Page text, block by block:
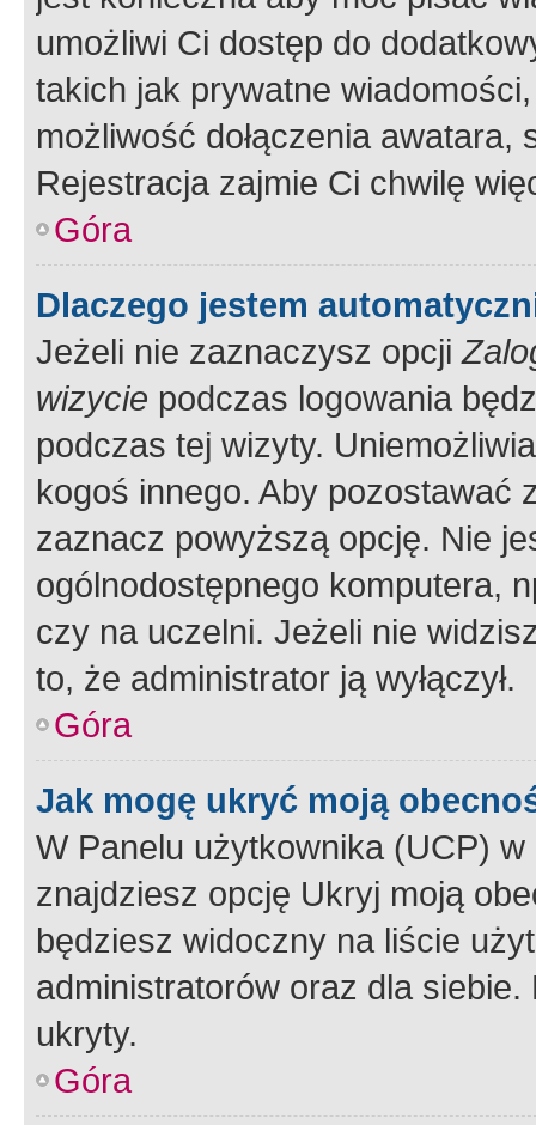
umożliwi Ci dostęp do
takich jak prywatne
możliwość dołączenia
Rejestracja zajmie Ci chwilę
Góra
Dlaczego jestem
Jeżeli nie zaznaczysz opcji
wizycie podczas logowania
podczas tej wizyty.
kogoś innego. Aby pozostawać
zaznacz powyższą opcję. Nie
ogólnodostępnego komputera,
czy na uczelni. Jeżeli nie
to, że administrator ją wyłączył.
Góra
Jak mogę ukryć moją
W Panelu użytkownika (UCP) w
znajdziesz opcję Ukryj moją
będziesz widoczny na liście
administratorów oraz dla
ukryty.
Góra